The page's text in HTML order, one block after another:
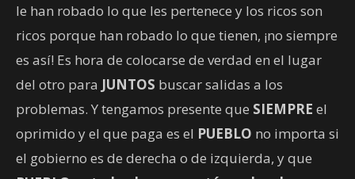
le han robado lo que les pertenece y los ricos son
ricos porque han robado lo que tienen, ¡no siempre
es así! Es hora de colocarse de verdad en el lugar
del otro para JUNTOS buscar salidas a los
problemas. Y tengamos presente que SIEMPRE el
oprimido y el que paga es el PUEBLO no importa si
el gobierno es de derecha o de izquierda, y que